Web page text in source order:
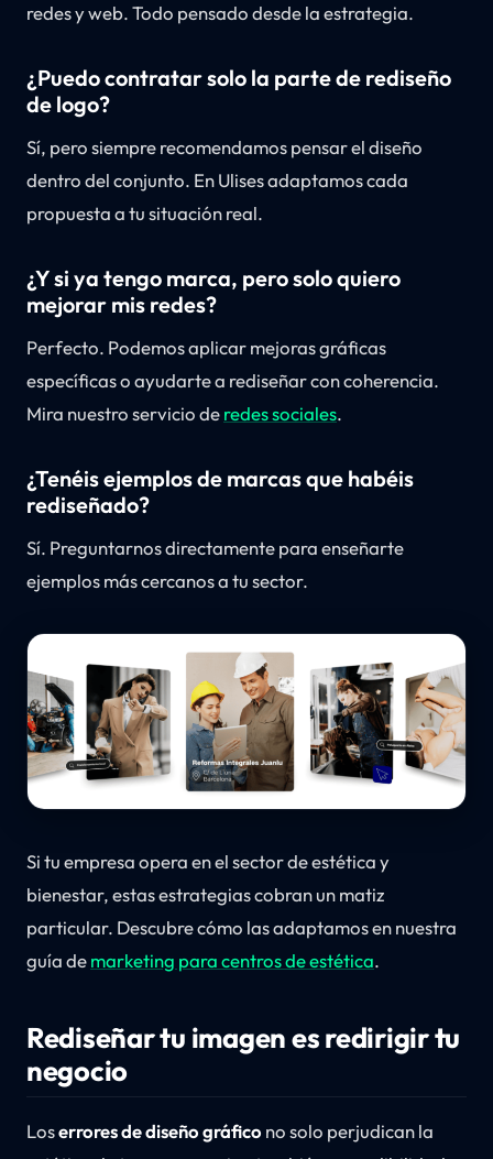
redes y web. Todo pensado desde la estrategia.
¿Puedo contratar solo la parte de rediseño
de logo?
Sí, pero siempre recomendamos pensar el diseño
dentro del conjunto. En Ulises adaptamos cada
propuesta a tu situación real.
¿Y si ya tengo marca, pero solo quiero
mejorar mis redes?
Perfecto. Podemos aplicar mejoras gráficas
específicas o ayudarte a rediseñar con coherencia.
Mira nuestro servicio deredes sociales.
¿Tenéis ejemplos de marcas que habéis
rediseñado?
Sí. Preguntarnos directamente para enseñarte
ejemplos más cercanos a tu sector.
Si tu empresa opera en el sector de estética y
bienestar, estas estrategias cobran un matiz
particular. Descubre cómo las adaptamos en nuestra
guía demarketing para centros de estética.
Rediseñar tu imagen es redirigir tu
negocio
Loserrores de diseño gráfico no solo perjudican la